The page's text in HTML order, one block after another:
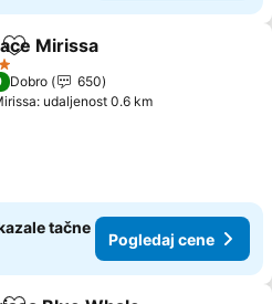
Dodati u favorite
Mirissa
Dobro
650
udaljenost 0.6 km
tačne
Pogledaj cene